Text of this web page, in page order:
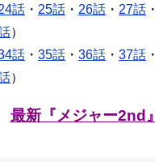
話 ・ 25話 ・ 26話 ・ 27話 ・
）
話 ・ 35話 ・ 36話 ・ 37話 ・
）
最新『メジャー2nd』